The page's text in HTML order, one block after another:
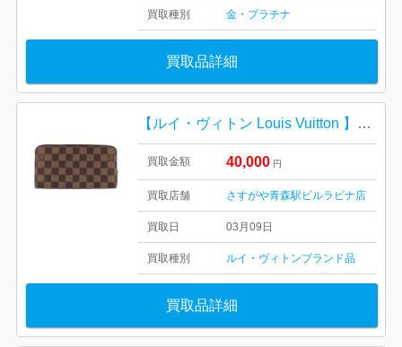
買取種別 金・プラチナ
買取品詳細
【ルイ・ヴィトン Louis Vuitton 】ロングウォレット・ダミエ・レディース・ブランド
買取金額 40,000 円
買取店舗 さすがや青森駅ビルラビナ店
買取日 03月09日
買取種別 ルイ・ヴィトンブランド品
買取品詳細